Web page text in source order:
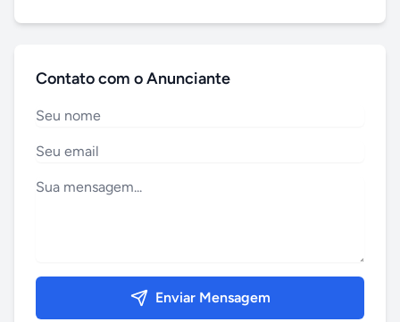
Contato com o Anunciante
Enviar Mensagem